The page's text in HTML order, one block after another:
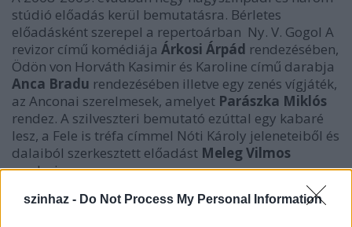
szinhaz - Do Not Process My Personal Information
stúdió előadás kerül bemutatásra. Bérletes
előadásként szerepel a repertoárban Ny. V. Gogol A
revizor című komédiája Árkosi Árpád rendezésében,
Ödön von Horváth Kasimir és Karoline című darabja
Anca Bradu rendezésében illetve egy zenés vígjáték,
az Anconai szerelmesek, amelyet Parászka Miklós
rendez. A szilveszteri bemutató ezúttal egy kabaré
lesz, a Fele is tréfa címmel Nóti Károly jeleneteiből és
dalaiból szerkesztett előadást Meleg Vilmos
rendezi.
A stúdió-repertoárban egy ősbemutató is szerepel:
Aczél Géza debreceni költő Timúrra várva című